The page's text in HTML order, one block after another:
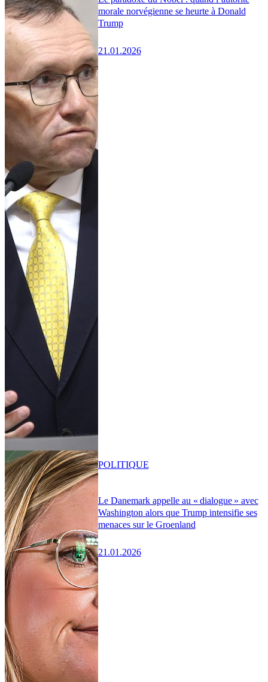
morale norvégienne se heurte à Donald
Trump
21.01.2026
Le Danemark appelle au « dialogue » avec
Washington alors que Trump intensifie ses
menaces sur le Groenland
21.01.2026
POLITIQUE